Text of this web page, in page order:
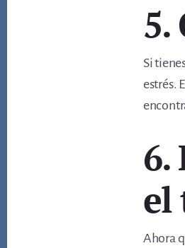
5.
Si
estrés.
6.
el
Ahora